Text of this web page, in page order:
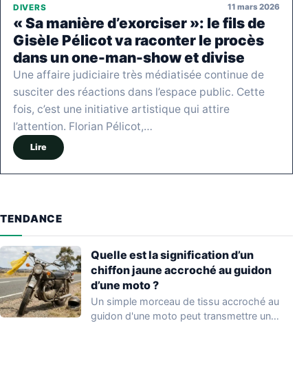
DIVERS 11 mars 2026
« Sa manière d’exorciser »: le fils de
Gisèle Pélicot va raconter le procès
dans un one-man-show et divise
Une affaire judiciaire très médiatisée continue de
susciter des réactions dans l’espace public. Cette
fois, c’est une initiative artistique qui attire
l’attention. Florian Pélicot,…
Lire
TENDANCE
Quelle est la signification d’un
chiffon jaune accroché au guidon
d’une moto ?
Un simple morceau de tissu accroché au
guidon d'une moto peut transmettre un